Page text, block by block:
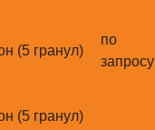
(5 гранул)
по
запросу
(5 гранул)